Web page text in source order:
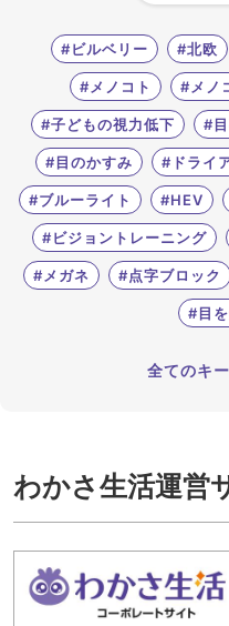
#ビルベリー #北欧
#メノコト #メノ
#子どもの視力低下 #
#目のかすみ #ドライ
#ブルーライト #HEV
#ビジョントレーニング
#メガネ #点字ブロック
#目
全てのキ
わかさ生活運営